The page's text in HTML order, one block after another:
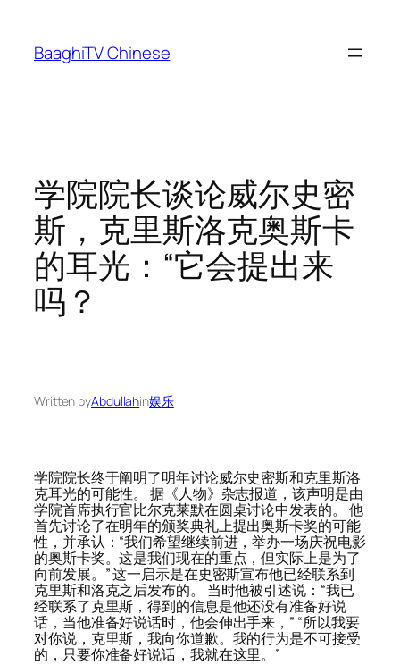
content
BaaghiTV Chinese
学院院长谈论威尔史密
斯，克里斯洛克奥斯卡
的耳光：“它会提出来
吗？
Written byAbdullahin娱乐
学院院长终于阐明了明年讨论威尔史密斯和克里斯洛
克耳光的可能性。 据《人物》杂志报道，该声明是由
学院首席执行官比尔克莱默在圆桌讨论中发表的。 他
首先讨论了在明年的颁奖典礼上提出奥斯卡奖的可能
性，并承认：“我们希望继续前进，举办一场庆祝电影
的奥斯卡奖。这是我们现在的重点，但实际上是为了
向前发展。” 这一启示是在史密斯宣布他已经联系到
克里斯和洛克之后发布的。 当时他被引述说：“我已
经联系了克里斯，得到的信息是他还没有准备好说
话，当他准备好说话时，他会伸出手来，” “所以我要
对你说，克里斯，我向你道歉。我的行为是不可接受
的，只要你准备好说话，我就在这里。”